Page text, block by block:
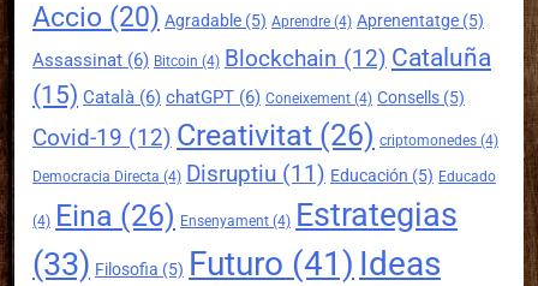
Accio (20) Agradable (5) Aprendre (4) Aprenentatge (5)
Assassinat (6) Bitcoin (4) Blockchain (12) Cataluña
(15) Català (6) chatGPT (6) Coneixement (4) Consells (5)
Covid-19 (12) Creativitat (26) criptomonedes (4)
Democracia Directa (4) Disruptiu (11) Educación (5) Educado
(4) Eina (26) Ensenyament (4) Estrategias
(33) Filosofia (5) Futuro (41) Ideas